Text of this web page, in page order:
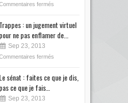
fermés
Trappes : un jugement virtuel
pour ne pas enflamer de...
Sep 23, 2013
fermés
Le sénat : faites ce que je dis,
pas ce que je fais…
Sep 23, 2013